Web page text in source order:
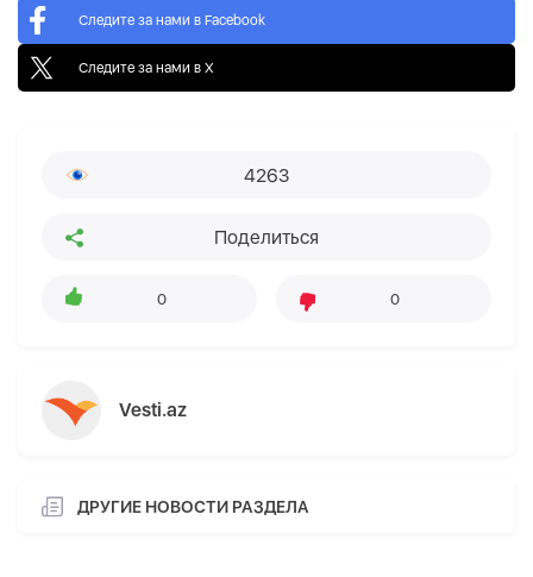
Следите за нами в Facebook
Следите за нами в X
4263
Поделиться
0 0
Vesti.az
ДРУГИЕ НОВОСТИ РАЗДЕЛА